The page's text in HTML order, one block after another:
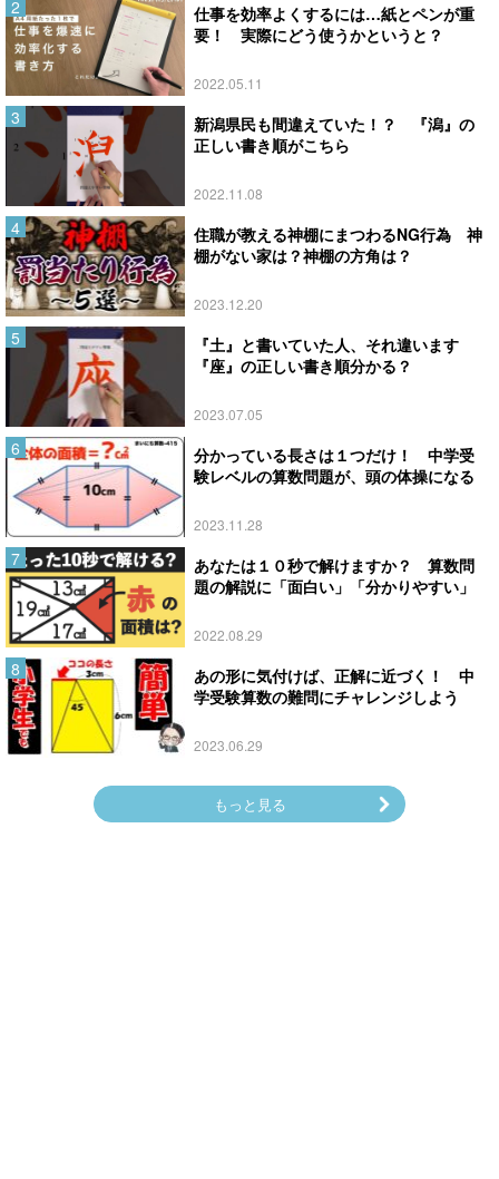
仕事を効率よくするには…紙とペンが重
要！ 実際にどう使うかというと？
2022.05.11
新潟県民も間違えていた！？ 『潟』の
正しい書き順がこちら
2022.11.08
住職が教える神棚にまつわるNG行為 神
棚がない家は？神棚の方角は？
2023.12.20
『土』と書いていた人、それ違います
『座』の正しい書き順分かる？
2023.07.05
分かっている長さは１つだけ！ 中学受
験レベルの算数問題が、頭の体操になる
2023.11.28
あなたは１０秒で解けますか？ 算数問
題の解説に「面白い」「分かりやすい」
2022.08.29
あの形に気付けば、正解に近づく！ 中
学受験算数の難問にチャレンジしよう
2023.06.29
もっと見る